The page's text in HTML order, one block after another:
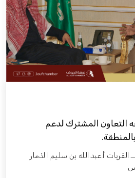
التعاون المشترك لدعم
أ.عبدالله بن سليم الذمار